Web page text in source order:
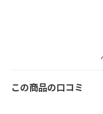
この商品の口コミ